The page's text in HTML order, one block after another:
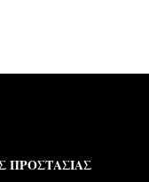
ΠΡΟΣΤΑΣΊΑΣ